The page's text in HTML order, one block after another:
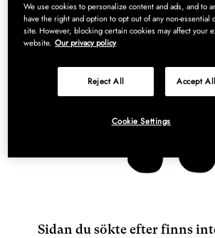
Sidan du sökte efter finns
We use cookies to personalize content and ads, and to
have the right and option to opt out of any non-
site. However, blocking certain cookies may affect your
website. Our privacy policy
Reject All Accept
Cookie Settings